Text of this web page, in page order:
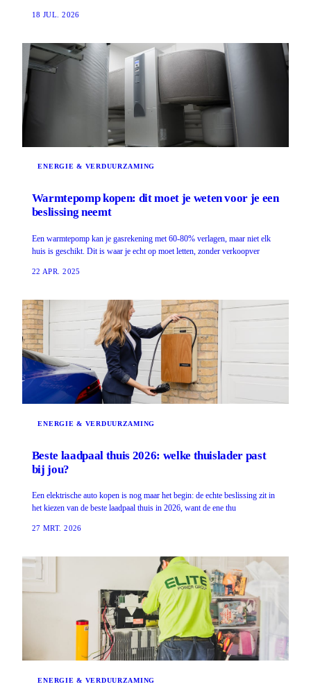
18 JUL. 2026
ENERGIE & VERDUURZAMING
Warmtepomp kopen: dit moet je weten voor je een
beslissing neemt
Een warmtepomp kan je gasrekening met 60-80% verlagen, maar niet elk
huis is geschikt. Dit is waar je echt op moet letten, zonder verkoopver
22 APR. 2025
ENERGIE & VERDUURZAMING
Beste laadpaal thuis 2026: welke thuislader past
bij jou?
Een elektrische auto kopen is nog maar het begin: de echte beslissing zit in
het kiezen van de beste laadpaal thuis in 2026, want de ene thu
27 MRT. 2026
ENERGIE & VERDUURZAMING